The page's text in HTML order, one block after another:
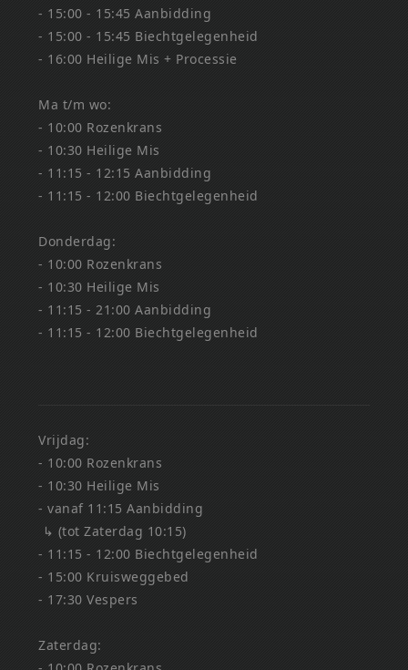
- 15:00 - 15:45 Aanbidding
- 15:00 - 15:45 Biechtgelegenheid
- 16:00 Heilige Mis + Processie
Ma t/m wo:
- 10:00 Rozenkrans
- 10:30 Heilige Mis
- 11:15 - 12:15 Aanbidding
- 11:15 - 12:00 Biechtgelegenheid
Donderdag:
- 10:00 Rozenkrans
- 10:30 Heilige Mis
- 11:15 - 21:00 Aanbidding
- 11:15 - 12:00 Biechtgelegenheid
Vrijdag:
- 10:00 Rozenkrans
- 10:30 Heilige Mis
- vanaf 11:15 Aanbidding
↳ (tot Zaterdag 10:15)
- 11:15 - 12:00 Biechtgelegenheid
- 15:00 Kruisweggebed
- 17:30 Vespers
Zaterdag: